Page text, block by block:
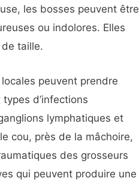
les bosses peuvent être
ou indolores. Elles
taille.
peuvent prendre
d’infections
lymphatiques et
cou, près de la mâchoire,
des grosseurs
qui peuvent produire une